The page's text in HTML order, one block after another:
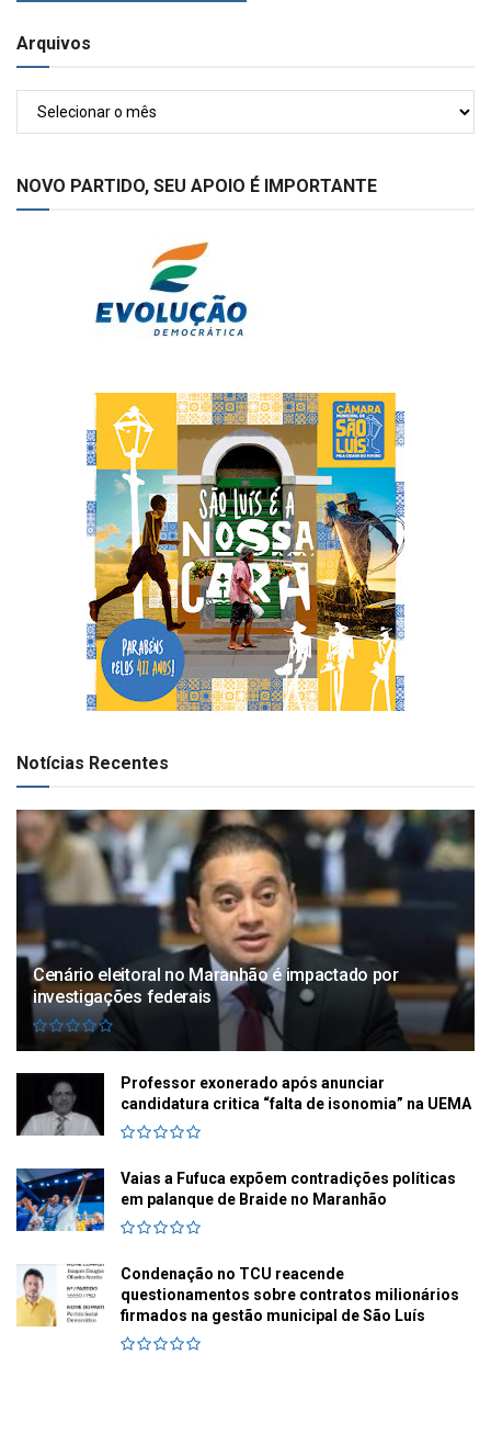
Arquivos
NOVO PARTIDO, SEU APOIO É IMPORTANTE
Notícias Recentes
Cenário eleitoral no Maranhão é impactado por
investigações federais
Professor exonerado após anunciar
candidatura critica “falta de isonomia” na UEMA
Vaias a Fufuca expõem contradições políticas
em palanque de Braide no Maranhão
Condenação no TCU reacende
questionamentos sobre contratos milionários
firmados na gestão municipal de São Luís